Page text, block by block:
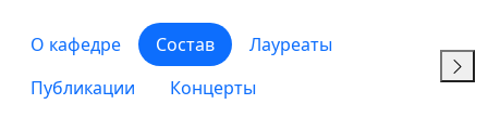
О кафедре Состав
Лауреаты
Публикации
Концерты